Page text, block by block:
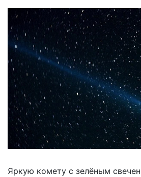
Яркую комету с зелёным